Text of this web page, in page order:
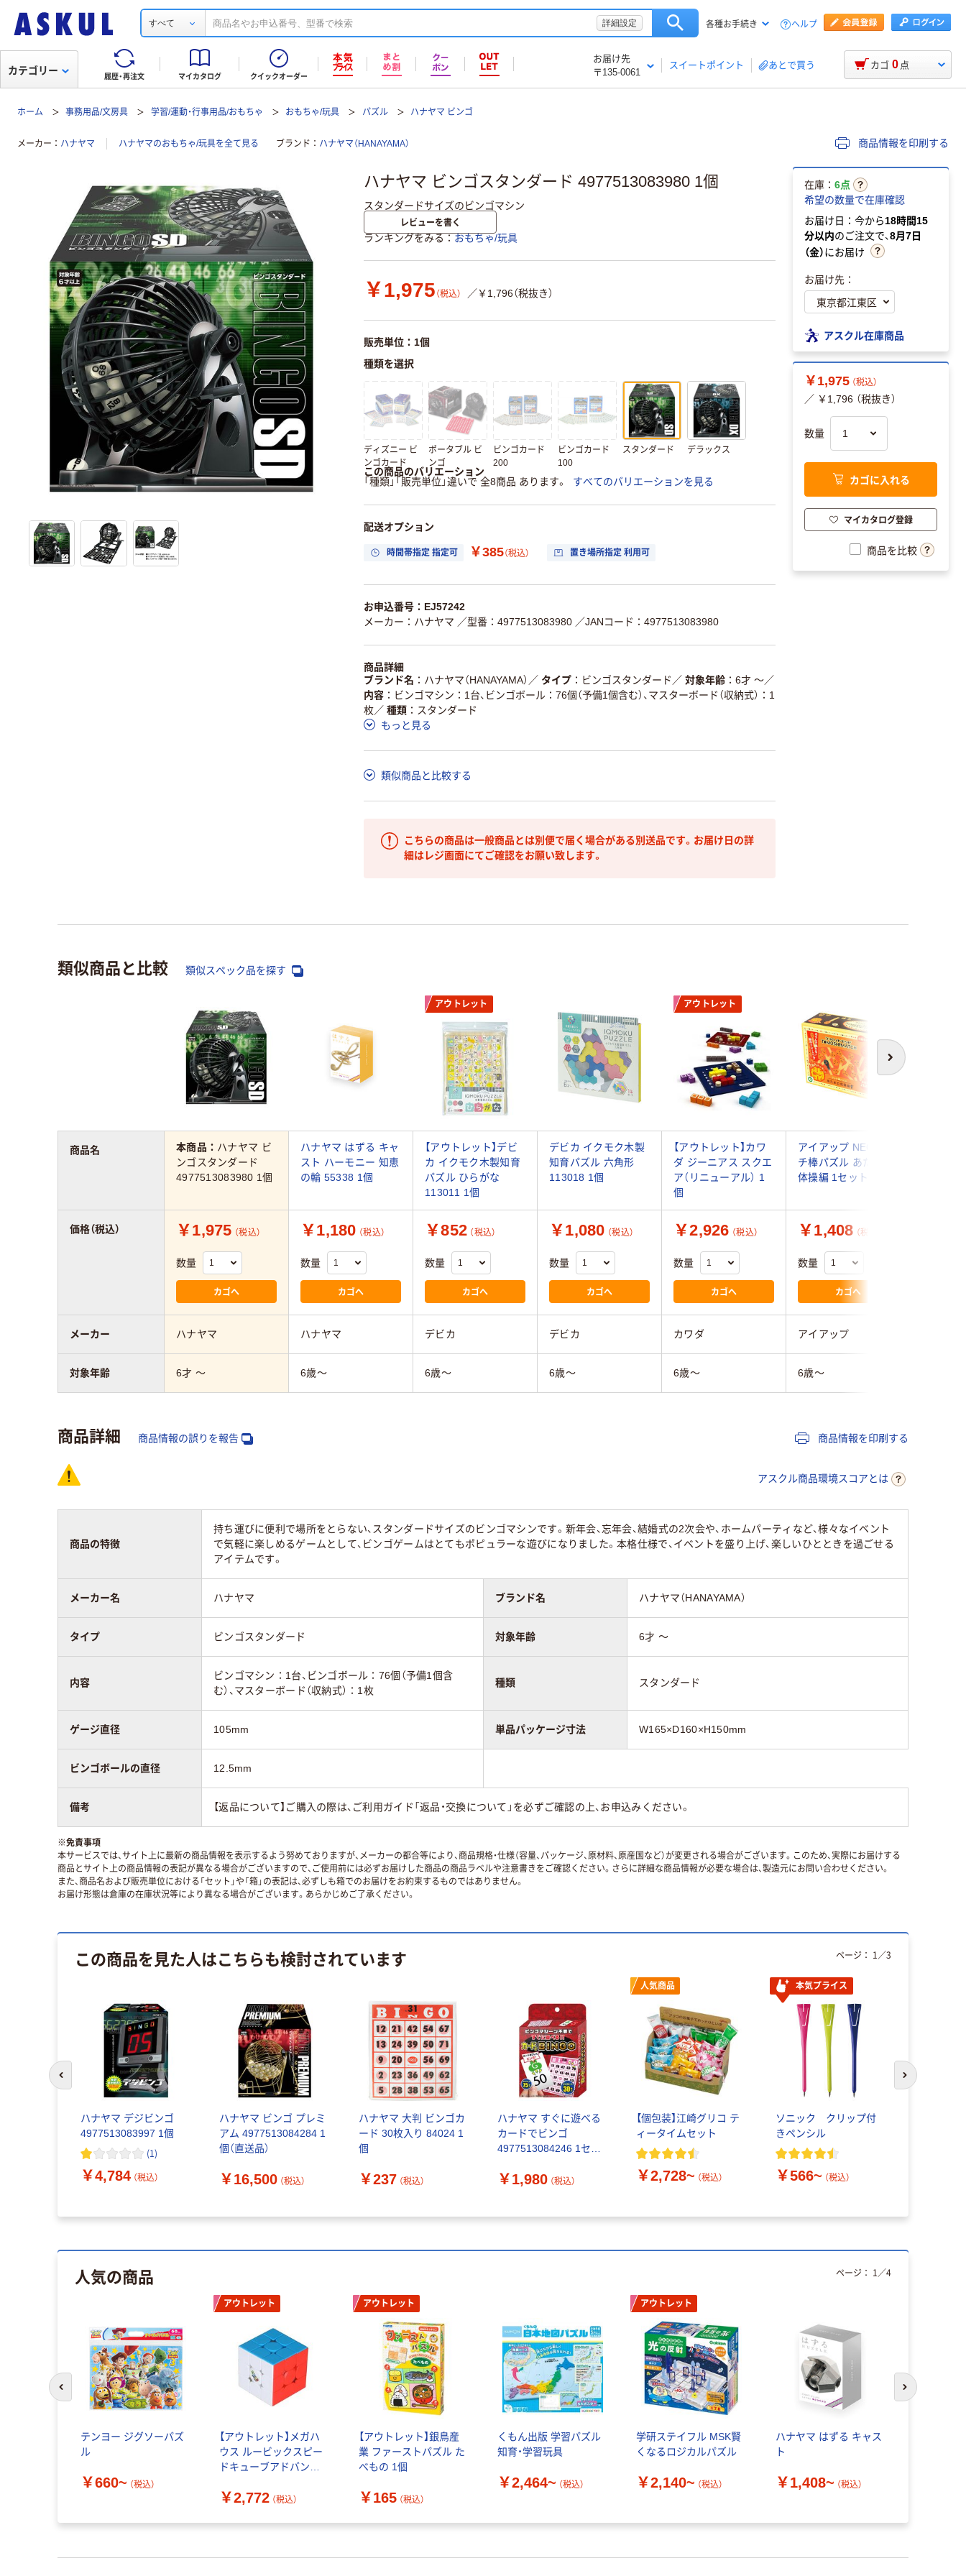
すべて 詳細設定 各種お手続き ヘルプ
履歴・再注文 マイカタログ クイックオーダー
お届け先
〒135-0061
スイートポイント あとで買う
カテゴリー カゴ 0 点
ホーム 事務用品/文房具 学習/運動・行事用品/おもちゃ おもちゃ/玩具 パズル ハナヤマ ビンゴ
メーカー ハナヤマ ハナヤマのおもちゃ/玩具を全て見る ブランド ハナヤマ（HANAYAMA） 商品情報を印刷する
ハナヤマ ビンゴスタンダード 4977513083980 1個
スタンダードサイズのビンゴマシン
レビューを書く
ランキングをみる おもちゃ/玩具
￥1,975 （税込） ／￥1,796（税抜き）
販売単位：1個
種類を選択
ディズニー ビ
ンゴカード
ポータブル ビ
ンゴ
ビンゴカード
200
ビンゴカード
100
スタンダード デラックス
この商品のバリエーション
「種類」「販売単位」違いで 全8商品 あります。
すべてのバリエーションを見る
配送オプション
時間帯指定 指定可 ￥385（税込） 置き場所指定 利用可
お申込番号：EJ57242
メーカー：ハナヤマ ／型番：4977513083980 ／JANコード：4977513083980
商品詳細
ブランド名
ハナヤマ（HANAYAMA） ／ タイプ ビンゴスタンダード ／ 対象年齢 6才 ～／
内容
ビンゴマシン：1台、ビンゴボール：76個（予備1個含む）、マスターボード（収納式）：1
枚／ 種類
スタンダード
もっと見る
類似商品と比較する
こちらの商品は一般商品とは別便で届く場合がある別送品です。お届け日の詳
細はレジ画面にてご確認をお願い致します。
在庫： 6点
希望の数量で在庫確認
お届け日：今から18時間15
分以内のご注文で、8月7日
（金）にお届け
お届け先：
アスクル在庫商品
￥1,975 （税込）
／ ￥1,796 （税抜き）
数量
カゴに入れる
マイカタログ登録
商品を比較
類似商品と比較 類似スペック品を探す
次へ
アウトレット アウトレット
本商品： ハナヤマ ビ
ンゴスタンダード
4977513083980 1個
ハナヤマ はずる キャ
スト ハーモニー 知恵
の輪 55338 1個
【アウトレット】デビ
カ イクモク木製知育
パズル ひらがな
113011 1個
デビカ イクモク木製
知育パズル 六角形
113018 1個
【アウトレット】カワ
ダ ジーニアス スクエ
ア（リニューアル） 1
個
アイアップ NEOマッ
チ棒パズル あたまの
体操編 1セット
￥1,975 （税込）
数量
カゴへ
￥1,180 （税込）
数量
カゴへ
￥852 （税込）
数量
カゴへ
￥1,080 （税込）
数量
カゴへ
￥2,926 （税込）
数量
カゴへ
￥1,408 （税込）
数量
カゴへ
ハナヤマ ハナヤマ デビカ デビカ カワダ アイアップ
6才 ～ 6歳～ 6歳～ 6歳～ 6歳～ 6歳～
商品名
価格（税込）
メーカー
対象年齢
商品詳細 商品情報の誤りを報告 商品情報を印刷する
アスクル商品環境スコアとは
商品の特徴
持ち運びに便利で場所をとらない、スタンダードサイズのビンゴマシンです。新年会、忘年会、結婚式の2次会や、ホームパーティなど、様々なイベント
で気軽に楽しめるゲームとして、ビンゴゲームはとてもポピュラーな遊びになりました。本格仕様で、イベントを盛り上げ、楽しいひとときを過ごせる
アイテムです。
メーカー名 ハナヤマ ブランド名 ハナヤマ（HANAYAMA）
タイプ ビンゴスタンダード 対象年齢 6才 ～
内容
ビンゴマシン：1台、ビンゴボール：76個（予備1個含
む）、マスターボード（収納式）：1枚
種類 スタンダード
ゲージ直径 105mm 単品パッケージ寸法 W165×D160×H150mm
ビンゴボールの直径 12.5mm
備考 【返品について】ご購入の際は、ご利用ガイド「返品・交換について」を必ずご確認の上、お申込みください。
※免責事項
本サービスでは、サイト上に最新の商品情報を表示するよう努めておりますが、メーカーの都合等により、商品規格・仕様（容量、パッケージ、原材料、原産国など）が変更される場合がございます。このため、実際にお届けする
商品とサイト上の商品情報の表記が異なる場合がございますので、ご使用前には必ずお届けした商品の商品ラベルや注意書きをご確認ください。さらに詳細な商品情報が必要な場合は、製造元にお問い合わせください。
また、商品名および販売単位における「セット」や「箱」の表記は、必ずしも箱でのお届けをお約束するものではありません。
お届け形態は倉庫の在庫状況等により異なる場合がございます。あらかじめご了承ください。
この商品を見た人はこちらも検討されています
ハナヤマ デジビンゴ
4977513083997 1個
(1)
￥4,784 （税込）
ハナヤマ ビンゴ プレミ
アム 4977513084284 1
個（直送品）
￥16,500 （税込）
ハナヤマ 大判 ビンゴカ
ード 30枚入り 84024 1
個
￥237 （税込）
ハナヤマ すぐに遊べる
カードでビンゴ
4977513084246 1セッ
￥1,980 （税込）
人気商品
【個包装】江崎グリコ テ
ィータイムセット
￥2,728~ （税込）
本気プライス
ソニック クリップ付
きペンシル
￥566~ （税込）
ページ： 1 ／3
前のスライドへ 次のスライド
人気の商品
テンヨー ジグソーパズ
ル
￥660~ （税込）
アウトレット
【アウトレット】メガハ
ウス ルービックスピー
ドキューブアドバンス 1
￥2,772 （税込）
アウトレット
【アウトレット】銀鳥産
業 ファーストパズル た
べもの 1個
￥165 （税込）
くもん出版 学習パズル
知育・学習玩具
￥2,464~ （税込）
アウトレット
学研ステイフル MSK賢
くなるロジカルパズル
￥2,140~ （税込）
ハナヤマ はずる キャス
ト
￥1,408~ （税込）
ページ： 1 ／4
前のスライドへ 次のスライド